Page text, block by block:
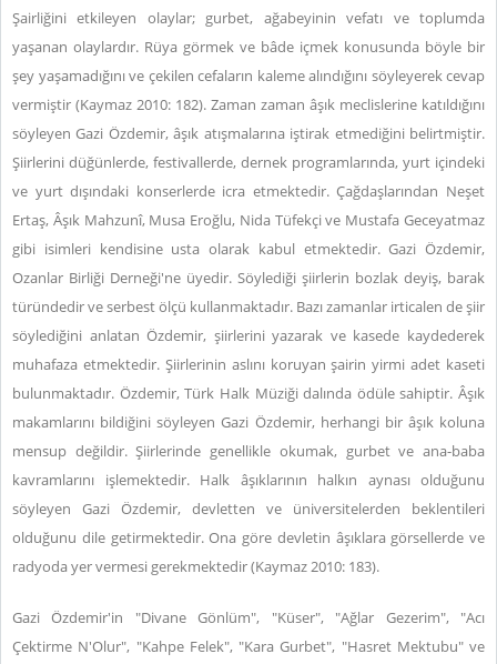
Şairliğini etkileyen olaylar; gurbet, ağabeyinin vefatı ve toplumda
yaşanan olaylardır. Rüya görmek ve bâde içmek konusunda böyle bir
şey yaşamadığını ve çekilen cefaların kaleme alındığını söyleyerek cevap
vermiştir (Kaymaz 2010: 182). Zaman zaman âşık meclislerine katıldığını
söyleyen Gazi Özdemir, âşık atışmalarına iştirak etmediğini belirtmiştir.
Şiirlerini düğünlerde, festivallerde, dernek programlarında, yurt içindeki
ve yurt dışındaki konserlerde icra etmektedir. Çağdaşlarından Neşet
Ertaş, Âşık Mahzunî, Musa Eroğlu, Nida Tüfekçi ve Mustafa Geceyatmaz
gibi isimleri kendisine usta olarak kabul etmektedir. Gazi Özdemir,
Ozanlar Birliği Derneği'ne üyedir. Söylediği şiirlerin bozlak deyiş, barak
türündedir ve serbest ölçü kullanmaktadır. Bazı zamanlar irticalen de şiir
söylediğini anlatan Özdemir, şiirlerini yazarak ve kasede kaydederek
muhafaza etmektedir. Şiirlerinin aslını koruyan şairin yirmi adet kaseti
bulunmaktadır. Özdemir, Türk Halk Müziği dalında ödüle sahiptir. Âşık
makamlarını bildiğini söyleyen Gazi Özdemir, herhangi bir âşık koluna
mensup değildir. Şiirlerinde genellikle okumak, gurbet ve ana-baba
kavramlarını işlemektedir. Halk âşıklarının halkın aynası olduğunu
söyleyen Gazi Özdemir, devletten ve üniversitelerden beklentileri
olduğunu dile getirmektedir. Ona göre devletin âşıklara görsellerde ve
radyoda yer vermesi gerekmektedir (Kaymaz 2010: 183).
Gazi Özdemir'in "Divane Gönlüm", "Küser", "Ağlar Gezerim", "Acı
Çektirme N'Olur", "Kahpe Felek", "Kara Gurbet", "Hasret Mektubu" ve